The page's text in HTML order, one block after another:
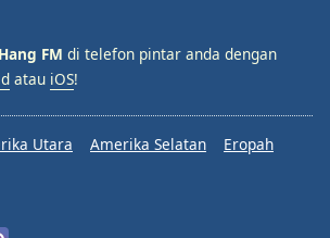
FM di telefon pintar anda dengan
atau iOS!
Utara Amerika Selatan
Eropah